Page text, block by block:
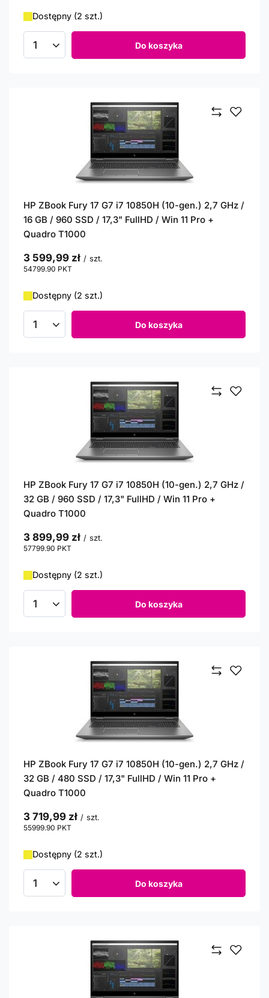
Dostępny (2 szt.)
Ilość produktów Do koszyka
HP ZBook Fury 17 G7 i7 10850H (10-gen.) 2,7 GHz /
16 GB / 960 SSD / 17,3" FullHD / Win 11 Pro +
Quadro T1000
3 599,99 zł / szt.
54799.90 PKT
Dostępny (2 szt.)
Ilość produktów Do koszyka
HP ZBook Fury 17 G7 i7 10850H (10-gen.) 2,7 GHz /
32 GB / 960 SSD / 17,3" FullHD / Win 11 Pro +
Quadro T1000
3 899,99 zł / szt.
57799.90 PKT
Dostępny (2 szt.)
Ilość produktów Do koszyka
HP ZBook Fury 17 G7 i7 10850H (10-gen.) 2,7 GHz /
32 GB / 480 SSD / 17,3" FullHD / Win 11 Pro +
Quadro T1000
3 719,99 zł / szt.
55999.90 PKT
Dostępny (2 szt.)
Ilość produktów Do koszyka